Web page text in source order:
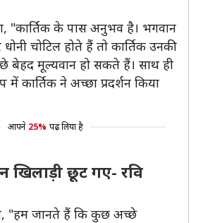
"कार्तिक के पास अनुभव है। भगवान
चोटिल होते हैं तो कार्तिक उनकी
बेहद मूल्यवान हो सकते हैं। साथ ही
कार्तिक ने अच्छा प्रदर्शन किया
आपने 25% पढ़ लिया है
खिलाड़ी छूट गए- रवि
"हम जानते हैं कि कुछ अच्छे